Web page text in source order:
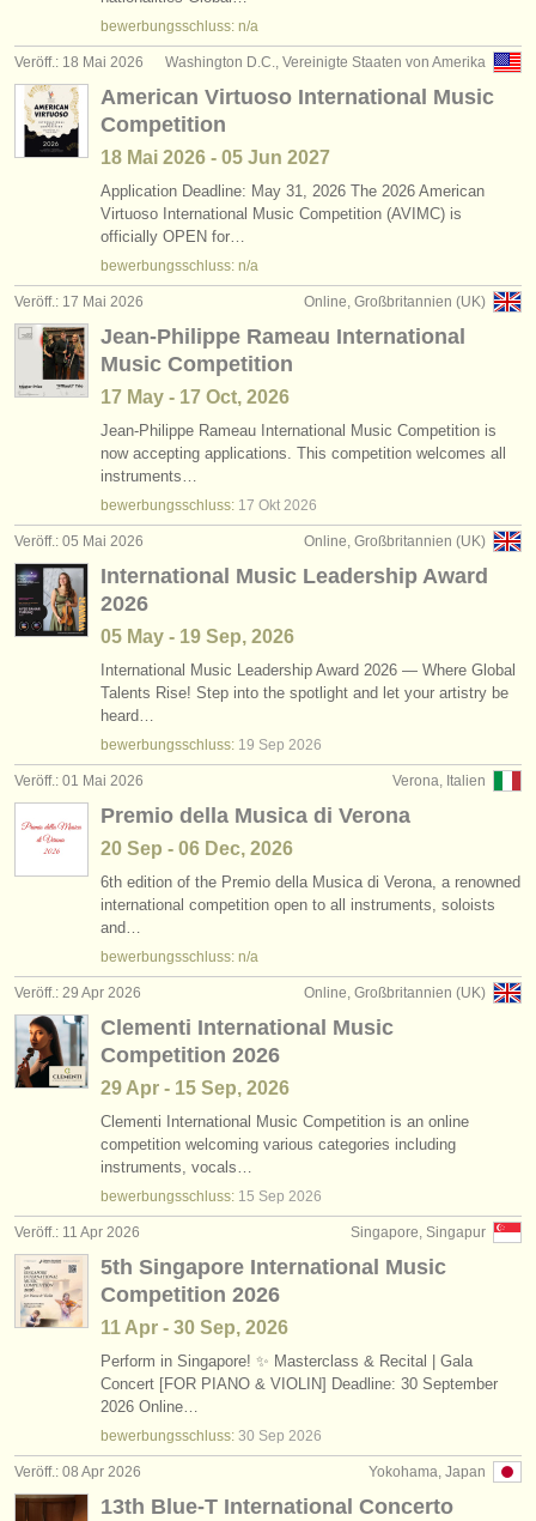
bewerbungsschluss: n/a
Washington D.C., Vereinigte Staaten von Amerika
Veröff.: 18 Mai 2026
American Virtuoso International Music
Competition
18 Mai 2026 - 05 Jun 2027
Application Deadline: May 31, 2026 The 2026 American
Virtuoso International Music Competition (AVIMC) is
officially OPEN for…
bewerbungsschluss: n/a
Online, Großbritannien (UK)
Veröff.: 17 Mai 2026
Jean-Philippe Rameau International
Music Competition
17 May - 17 Oct, 2026
Jean-Philippe Rameau International Music Competition is
now accepting applications. This competition welcomes all
instruments…
bewerbungsschluss: 17 Okt 2026
Online, Großbritannien (UK)
Veröff.: 05 Mai 2026
International Music Leadership Award
2026
05 May - 19 Sep, 2026
International Music Leadership Award 2026 — Where Global
Talents Rise! Step into the spotlight and let your artistry be
heard…
bewerbungsschluss: 19 Sep 2026
Verona, Italien
Veröff.: 01 Mai 2026
Premio della Musica di Verona
20 Sep - 06 Dec, 2026
6th edition of the Premio della Musica di Verona, a renowned
international competition open to all instruments, soloists
and…
bewerbungsschluss: n/a
Online, Großbritannien (UK)
Veröff.: 29 Apr 2026
Clementi International Music
Competition 2026
29 Apr - 15 Sep, 2026
Clementi International Music Competition is an online
competition welcoming various categories including
instruments, vocals…
bewerbungsschluss: 15 Sep 2026
Singapore, Singapur
Veröff.: 11 Apr 2026
5th Singapore International Music
Competition 2026
11 Apr - 30 Sep, 2026
Perform in Singapore! ✨ Masterclass & Recital | Gala
Concert [FOR PIANO & VIOLIN] Deadline: 30 September
2026 Online…
bewerbungsschluss: 30 Sep 2026
Yokohama, Japan
Veröff.: 08 Apr 2026
13th Blue-T International Concerto